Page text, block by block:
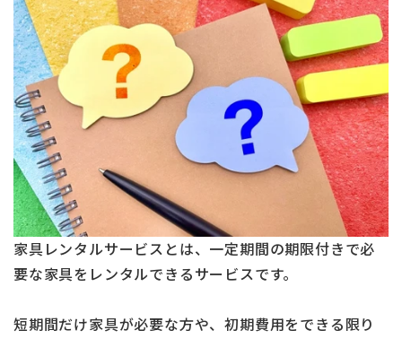
家具レンタルサービスとは、一定期間の期限付きで必
要な家具をレンタルできるサービスです。
短期間だけ家具が必要な方や、初期費用をできる限り